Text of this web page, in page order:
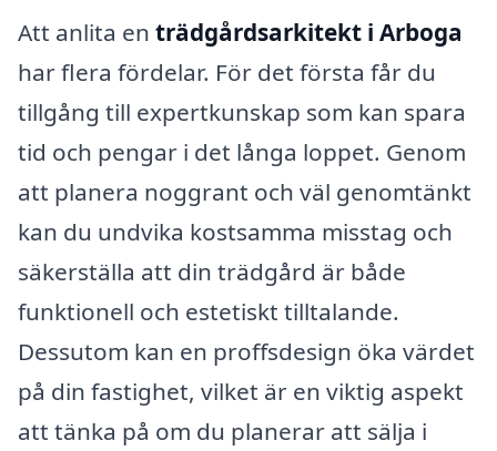
Att anlita en trädgårdsarkitekt i Arboga
har flera fördelar. För det första får du
tillgång till expertkunskap som kan spara
tid och pengar i det långa loppet. Genom
att planera noggrant och väl genomtänkt
kan du undvika kostsamma misstag och
säkerställa att din trädgård är både
funktionell och estetiskt tilltalande.
Dessutom kan en proffsdesign öka värdet
på din fastighet, vilket är en viktig aspekt
att tänka på om du planerar att sälja i